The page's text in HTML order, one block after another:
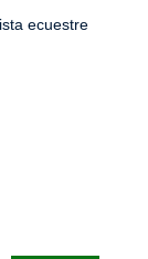
ecuestre